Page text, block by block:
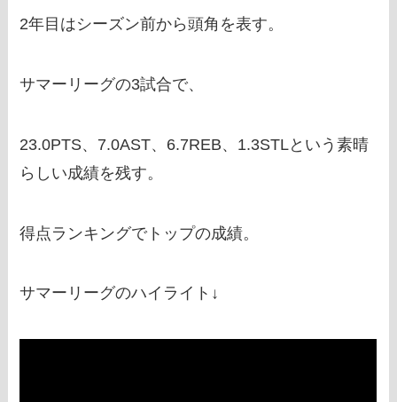
2年目はシーズン前から頭角を表す。
サマーリーグの3試合で、
23.0PTS、7.0AST、6.7REB、1.3STLという素晴
らしい成績を残す。
得点ランキングでトップの成績。
サマーリーグのハイライト↓